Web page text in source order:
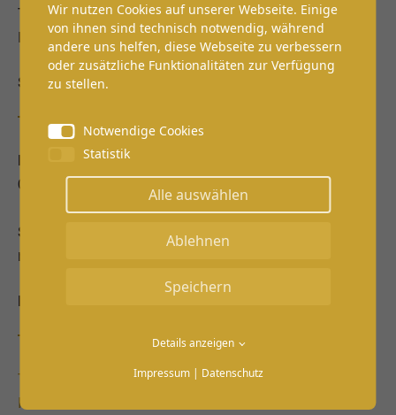
Telefon:+49 6441 – 94 60 46
E-Mail: info@zahnaerzte-amdom.de
SPRECHZEITEN
Montag - Freitag:
08.00 - 20.00 Uhr
Samstag:
nach Vereinbarung
LINKS
Termin buchen
Kontakt
Wir nutzen Cookies auf unserer Webseite. Einige
von ihnen sind technisch notwendig, während
andere uns helfen, diese Webseite zu verbessern
oder zusätzliche Funktionalitäten zur Verfügung
zu stellen.
Notwendige Cookies
Statistik
Alle auswählen
Ablehnen
Speichern
Details anzeigen
Impressum| Datenschutz